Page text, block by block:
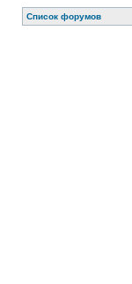
Список форумов